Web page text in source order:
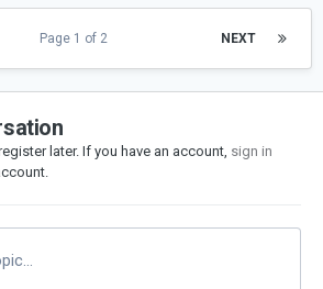
NEXT
Page 1 of 2
later. If you have an account, sign in